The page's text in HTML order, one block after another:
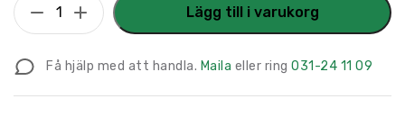
Golvpil
Deli
Ost
mängd
Lägg till i varukorg
Få hjälp med att handla. Maila eller ring 031-24 11 09